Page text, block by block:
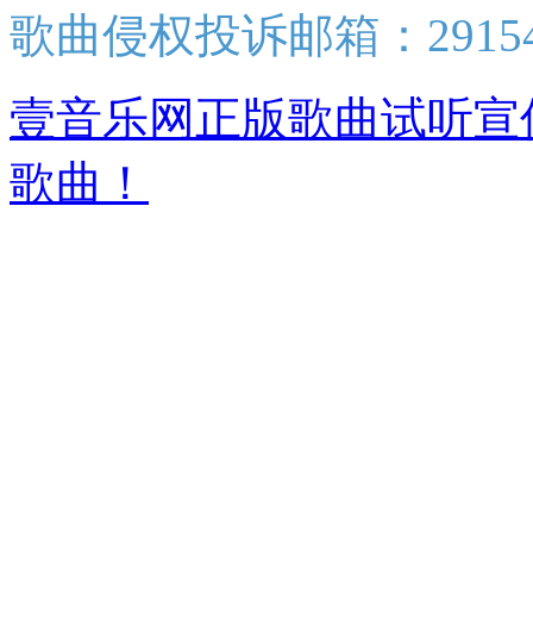
歌曲侵权投诉邮箱：
壹音乐网正版歌曲试听
歌曲！